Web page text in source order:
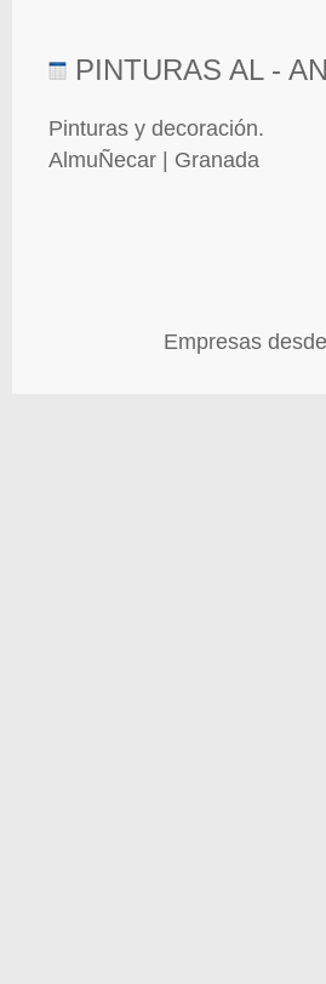
PINTURAS AL -
Pinturas y decoración.
AlmuÑecar | Granada
Empresas